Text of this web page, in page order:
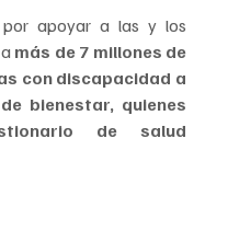
por apoyar a las y los
más de 7 millones de
con discapacidad a
bienestar, quienes
de salud